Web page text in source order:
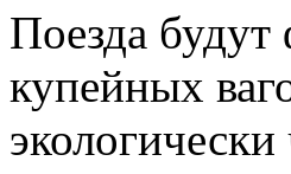
Поезда
купейных